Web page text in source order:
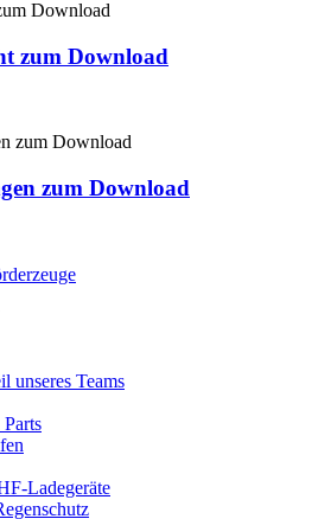
zum Download
zum Download
unseres Teams
Ladegeräte